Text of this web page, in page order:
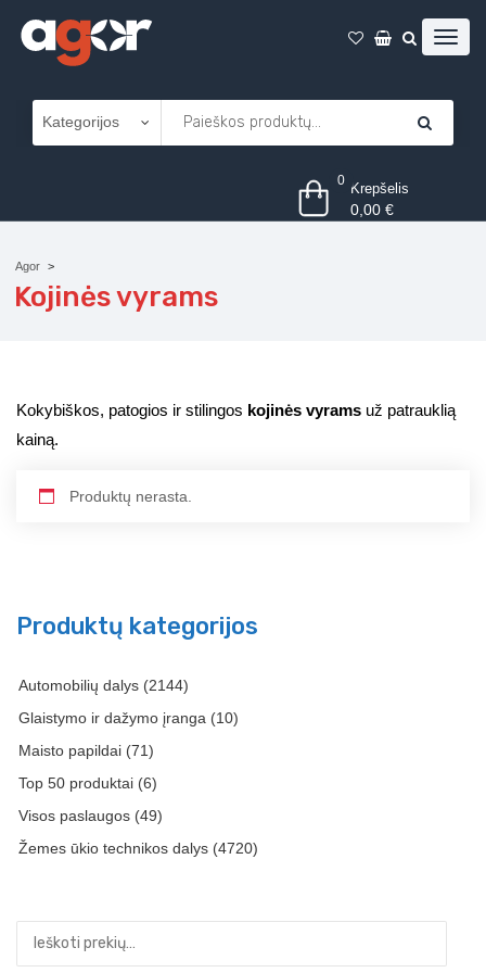
0 Krepšelis
0,00€
Agor
Kojinės vyrams
Produktų kategorijos
Automobilių dalys (2144)
Glaistymo ir dažymo įranga (10)
Maisto papildai (71)
Top 50 produktai (6)
Visos paslaugos (49)
Žemes ūkio technikos dalys (4720)
Kokybiškos, patogios ir stilingos kojinės vyrams už patrauklią
kainą.
Produktų nerasta.